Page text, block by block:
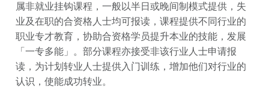
属非就业挂钩课程，一般以半日或晚间制模式提供，失
业及在职的合资格人士均可报读，课程提供不同行业的
职业专才教育，协助合资格学员提升本业的技能，发展
「一专多能」。部分课程亦接受非该行业人士申请报
读，为计划转业人士提供入门训练，增加他们对行业的
认识，使能成功转业。